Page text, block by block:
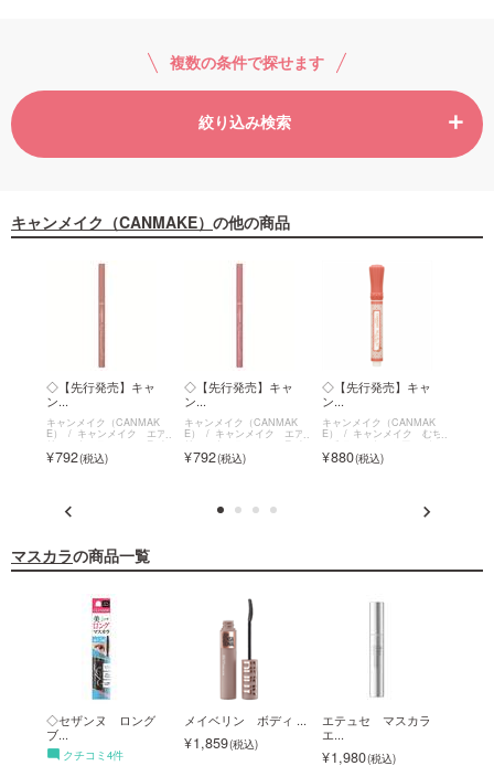
複数の条件で探せます
絞り込み検索
キャンメイク（CANMAKE） の他の商品
◇【先行発売】キャ
ン...
キャンメイク（CANMAK
E） キャンメイク エア
リーエクステンションライ
ナー792
◇【先行発売】キャ
ン...
キャンメイク（CANMAK
E） キャンメイク エア
リーエクステンションライ
ナー792
◇【先行発売】キャ
ン...
キャンメイク（CANMAK
E） キャンメイク むち
ぷるティント～シアーバー
ム～880
マスカラの商品一覧
◇セザンヌ ロング
ブ...
クチコミ4件
メイベリン ボディ ...
1,859
エテュセ マスカラ
エ...
1,980